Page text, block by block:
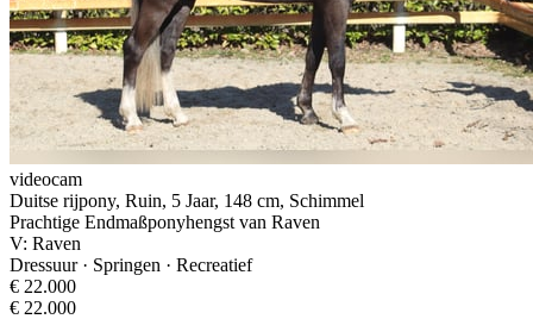
videocam
Duitse rijpony, Ruin, 5 Jaar, 148 cm, Schimmel
Prachtige Endmaßponyhengst van Raven
V: Raven
Dressuur · Springen · Recreatief
€ 22.000
€ 22.000